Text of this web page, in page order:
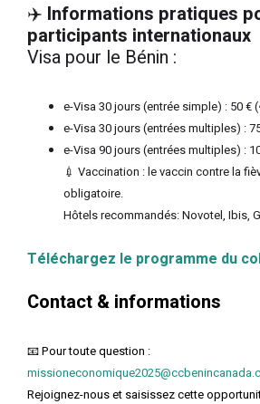
✈️ Informations pratiques
participants internationaux
Visa pour le Bénin :
e-Visa 30 jours (entrée simple) : 50 €
e-Visa 30 jours (entrées multiples) :
e-Visa 90 jours (entrées multiples) :
💉 Vaccination : le vaccin contre la
obligatoire.
Hôtels recommandés: Novotel, Ibis,
Téléchargez le programme du
Contact & informations
📧 Pour toute question :
Rejoignez-nous et saisissez cette